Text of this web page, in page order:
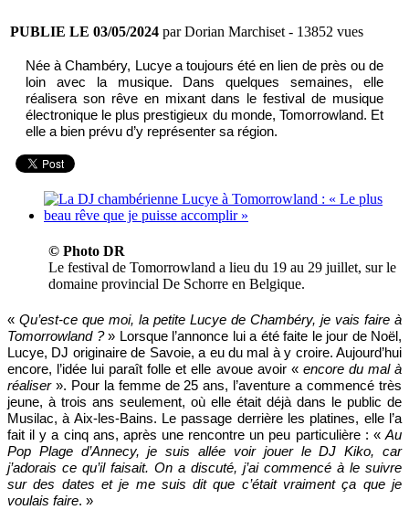
PUBLIE LE 03/05/2024 par Dorian Marchiset - 13852 vues
Née à Chambéry, Lucye a toujours été en lien de près ou de
loin avec la musique. Dans quelques semaines, elle
réalisera son rêve en mixant dans le festival de musique
électronique le plus prestigieux du monde, Tomorrowland. Et
elle a bien prévu d’y représenter sa région.
© Photo DR
Le festival de Tomorrowland a lieu du 19 au 29 juillet, sur le
domaine provincial De Schorre en Belgique.
« Qu’est-ce que moi, la petite Lucye de Chambéry, je vais faire à
Tomorrowland ?» Lorsque l’annonce lui a été faite le jour de Noël,
Lucye, DJ originaire de Savoie, a eu du mal à y croire. Aujourd’hui
encore, l’idée lui paraît folle et elle avoue avoir « encore du mal à
réaliser ». Pour la femme de 25 ans, l’aventure a commencé très
jeune, à trois ans seulement, où elle était déjà dans le public de
Musilac, à Aix-les-Bains. Le passage derrière les platines, elle l’a
fait il y a cinq ans, après une rencontre un peu particulière : «Au
Pop Plage d’Annecy, je suis allée voir jouer le DJ Kiko, car
j’adorais ce qu’il faisait. On a discuté, j’ai commencé à le suivre
sur des dates et je me suis dit que c’était vraiment ça que je
voulais faire. »